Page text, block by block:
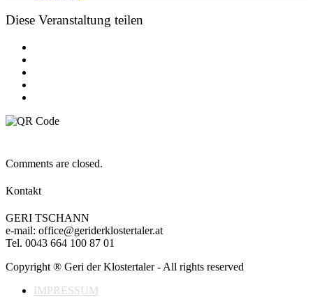
Diese Veranstaltung teilen
Comments are closed.
Kontakt
GERI TSCHANN
e-mail: office@geriderklostertaler.at
Tel. 0043 664 100 87 01
Copyright ® Geri der Klostertaler - All rights reserved
IMPRESSUM